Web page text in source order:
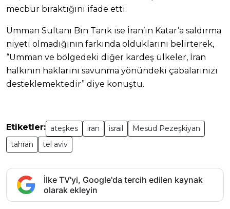
mecbur bıraktığını ifade etti.
Umman Sultanı Bin Tarık ise İran’ın Katar’a saldırma
niyeti olmadığının farkında olduklarını belirterek,
“Umman ve bölgedeki diğer kardeş ülkeler, İran
halkının haklarını savunma yönündeki çabalarınızı
desteklemektedir” diye konuştu.
Etiketler: ateşkes iran israil
Mesud Pezeşkiyan
tahran
tel aviv
İlke TV'yi, Google'da tercih edilen kaynak
olarak ekleyin